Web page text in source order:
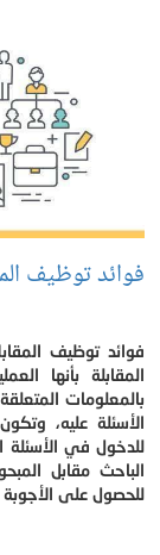
فوائد توظيف
فوائد توظيف
المقابلة بأنها
بالمعلومات
الأسئلة عليه،
للدخول في الأسئلة
الباحث مقابل
للحصول على الأجوبة (عمر،